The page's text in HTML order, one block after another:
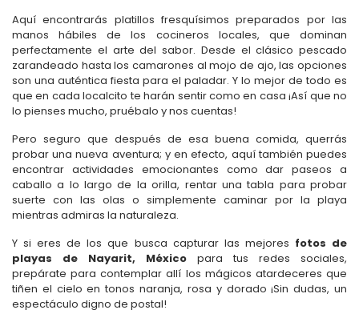
Aquí encontrarás platillos fresquísimos preparados por las
manos hábiles de los cocineros locales, que dominan
perfectamente el arte del sabor. Desde el clásico pescado
zarandeado hasta los camarones al mojo de ajo, las opciones
son una auténtica fiesta para el paladar. Y lo mejor de todo es
que en cada localcito te harán sentir como en casa ¡Así que no
lo pienses mucho, pruébalo y nos cuentas!
Pero seguro que después de esa buena comida, querrás
probar una nueva aventura; y en efecto, aquí también puedes
encontrar actividades emocionantes como dar paseos a
caballo a lo largo de la orilla, rentar una tabla para probar
suerte con las olas o simplemente caminar por la playa
mientras admiras la naturaleza.
Y si eres de los que busca capturar las mejores fotos de
playas de Nayarit, México para tus redes sociales,
prepárate para contemplar allí los mágicos atardeceres que
tiñen el cielo en tonos naranja, rosa y dorado ¡Sin dudas, un
espectáculo digno de postal!